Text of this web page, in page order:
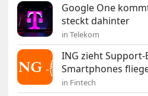
Google One
steckt dahinter
in Telekom
ING zieht Support-
Smartphones
in Fintech